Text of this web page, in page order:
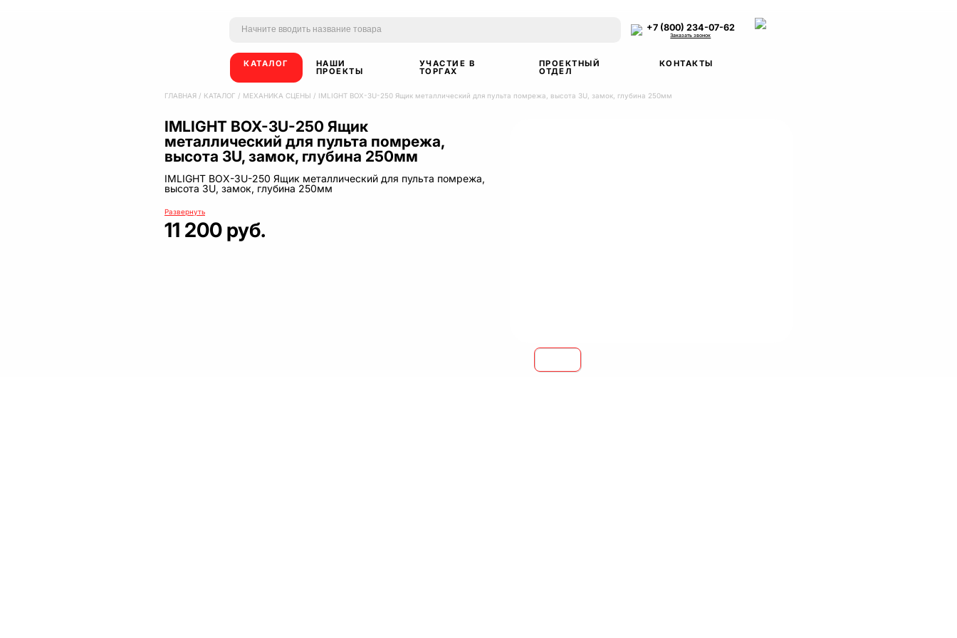
+7 (800) 234-07-62
Заказать звонок
КАТАЛОГ НАШИ
ПРОЕКТЫ
УЧАСТИЕ В
ТОРГАХ
ПРОЕКТНЫЙ
ОТДЕЛ
КОНТАКТЫ
ГЛАВНАЯ / КАТАЛОГ / МЕХАНИКА СЦЕНЫ / IMLIGHT BOX-3U-250 Ящик металлический для пульта помрежа, высота 3U, замок, глубина 250мм
IMLIGHT BOX-3U-250 Ящик
металлический для пульта помрежа,
высота 3U, замок, глубина 250мм
11 200 руб.
IMLIGHT BOX-3U-250 Ящик металлический для пульта помрежа,
высота 3U, замок, глубина 250мм
Развернуть